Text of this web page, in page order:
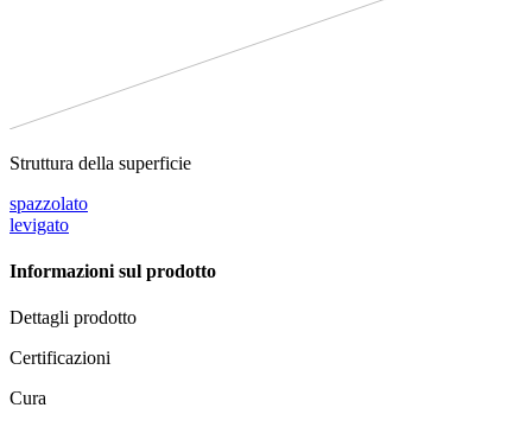
Struttura della superficie
spazzolato
levigato
Informazioni sul prodotto
Dettagli prodotto
Certificazioni
Cura